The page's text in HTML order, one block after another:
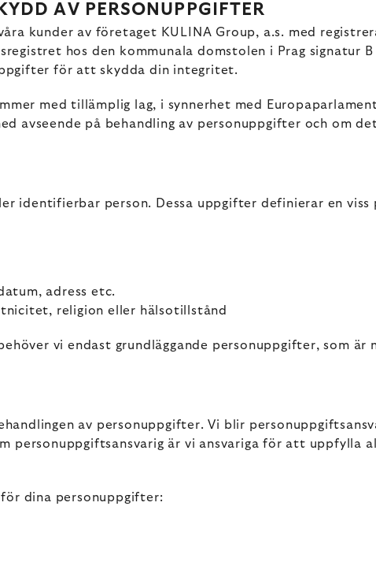
AV PERSONUPPGIFTER
kunder av företaget KULINA Group, a.s. med
hos den kommunala domstolen i Prag signatur
för att skydda din integritet.
med tillämplig lag, i synnerhet med
avseende på behandling av personuppgifter och om
identifierbar person. Dessa uppgifter definierar en viss
adress etc.
religion eller hälsotillstånd
vi endast grundläggande personuppgifter, som
av personuppgifter. Vi blir
personuppgiftsansvarig är vi ansvariga för att uppfylla
dina personuppgifter: